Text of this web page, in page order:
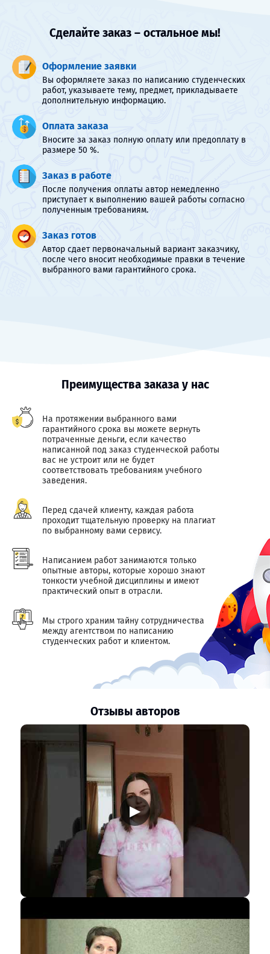
Сделайте заказ – остальное мы!
Оформление заявки
Вы оформляете заказ по написанию студенческих
работ, указываете тему, предмет, прикладываете
дополнительную информацию.
Оплата заказа
Вносите за заказ полную оплату или предоплату в
размере 50 %.
Заказ в работе
После получения оплаты автор немедленно
приступает к выполнению вашей работы согласно
полученным требованиям.
Заказ готов
Автор сдает первоначальный вариант заказчику,
после чего вносит необходимые правки в течение
выбранного вами гарантийного срока.
Преимущества заказа у нас
На протяжении выбранного вами
гарантийного срока вы можете вернуть
потраченные деньги, если качество
написанной под заказ студенческой работы
вас не устроит или не будет
соответствовать требованиям учебного
заведения.
Перед сдачей клиенту, каждая работа
проходит тщательную проверку на плагиат
по выбранному вами сервису.
Написанием работ занимаются только
опытные авторы, которые хорошо знают
тонкости учебной дисциплины и имеют
практический опыт в отрасли.
Мы строго храним тайну сотрудничества
между агентством по написанию
студенческих работ и клиентом.
Отзывы авторов
▶